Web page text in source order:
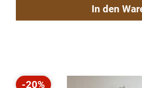
In den
-20%